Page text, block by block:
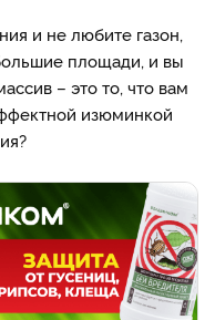
и не любите газон,
площади, и вы
– это то, что вам
изюминкой